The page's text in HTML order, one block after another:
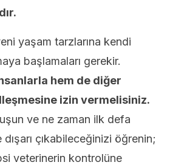
yaşam tarzlarına kendi
başlamaları gerekir.
hem de diğer
izin vermelisiniz.
ve ne zaman ilk defa
çıkabileceğinizi öğrenin;
veterinerin kontrolüne